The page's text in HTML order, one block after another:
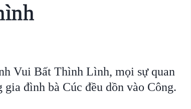
Vui Bất Thình Lình, mọi sự quan
đình bà Cúc đều dồn vào Công.